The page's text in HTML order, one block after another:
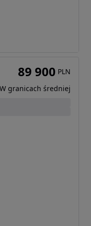
89 900 PLN
W granicach średniej